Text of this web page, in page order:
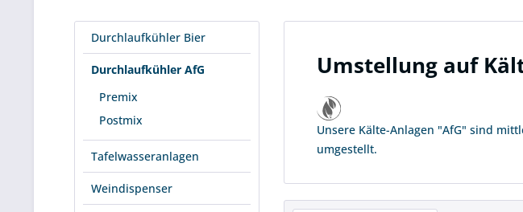
Durchlaufkühler Bier
Durchlaufkühler AfG
Premix
Postmix
Tafelwasseranlagen
Weindispenser
Umstellung auf
Unsere Kälte-Anlagen "AfG" sind
umgestellt.